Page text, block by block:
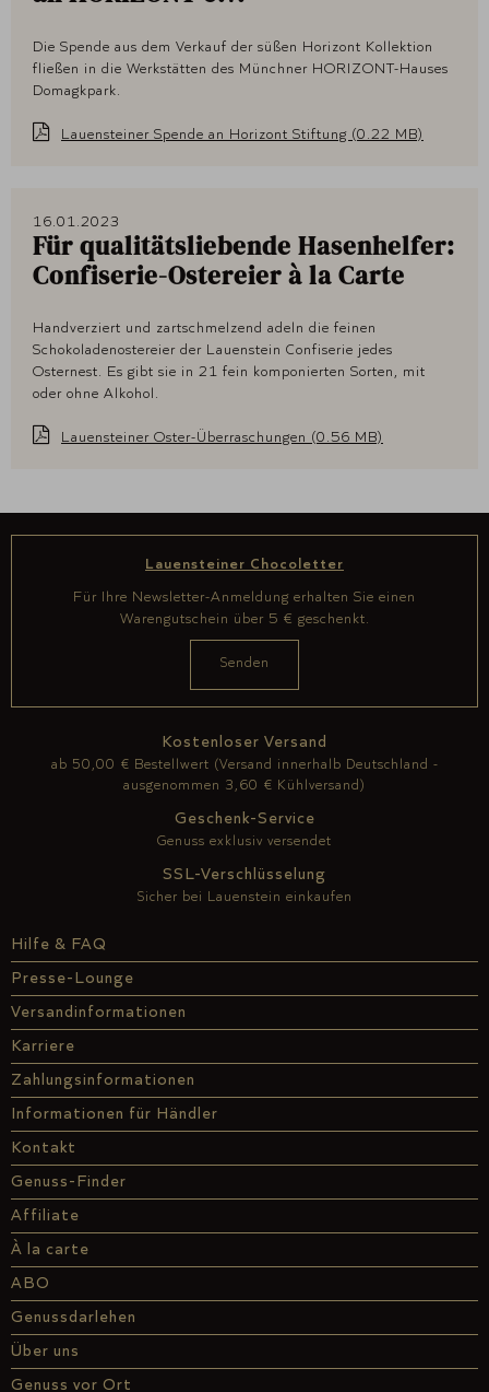
Die Spende aus dem Verkauf der süßen Horizont Kollektion
fließen in die Werkstätten des Münchner HORIZONT-Hauses
Domagkpark.
Lauensteiner Spende an Horizont Stiftung (0.22 MB)
16.01.2023
Für qualitätsliebende Hasenhelfer:
Confiserie-Ostereier à la Carte
Handverziert und zartschmelzend adeln die feinen
Schokoladenostereier der Lauenstein Confiserie jedes
Osternest. Es gibt sie in 21 fein komponierten Sorten, mit
oder ohne Alkohol.
Lauensteiner Oster-Überraschungen (0.56 MB)
Hilfe & FAQ
Presse-Lounge
Versandinformationen
Karriere
Zahlungsinformationen
Informationen für Händler
Kontakt
Genuss-Finder
Affiliate
À la carte
ABO
Genussdarlehen
Über uns
Genuss vor Ort
Kostenloser Versand
ab 50,00 € Bestellwert (Versand innerhalb Deutschland -
ausgenommen 3,60 € Kühlversand)
Geschenk-Service
Genuss exklusiv versendet
SSL-Verschlüsselung
Sicher bei Lauenstein einkaufen
Lauensteiner Chocoletter
Für Ihre Newsletter-Anmeldung erhalten Sie einen
Warengutschein über 5 € geschenkt.